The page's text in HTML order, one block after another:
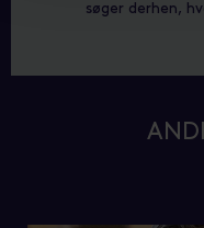
søger derhen,